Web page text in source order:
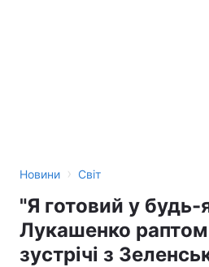
Новини › Світ
"Я готовий у будь-
Лукашенко раптом
зустрічі з